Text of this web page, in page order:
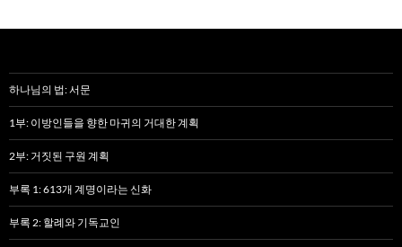
하나님의 법: 서문
1부: 이방인들을 향한 마귀의 거대한 계획
2부: 거짓된 구원 계획
부록 1: 613개 계명이라는 신화
부록 2: 할례와 기독교인